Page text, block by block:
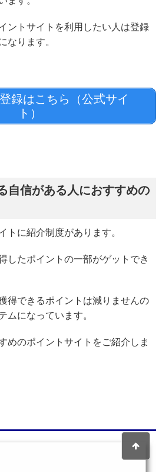
ントサイトを利用したい人は登録
なります。
録はこちら（公式サイ
ト）
自信がある人におすすめの
トに紹介制度があります。
したポイントの一部がゲットでき
得できるポイントは減りませんの
ムになっています。
めのポイントサイトをご紹介しま